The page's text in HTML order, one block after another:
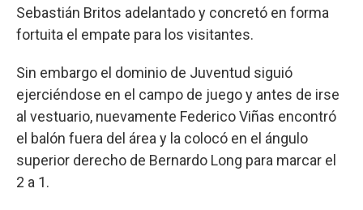
Sebastián Britos adelantado y concretó en forma
fortuita el empate para los visitantes.
Sin embargo el dominio de Juventud siguió
ejerciéndose en el campo de juego y antes de irse
al vestuario, nuevamente Federico Viñas encontró
el balón fuera del área y la colocó en el ángulo
superior derecho de Bernardo Long para marcar el
2 a 1.